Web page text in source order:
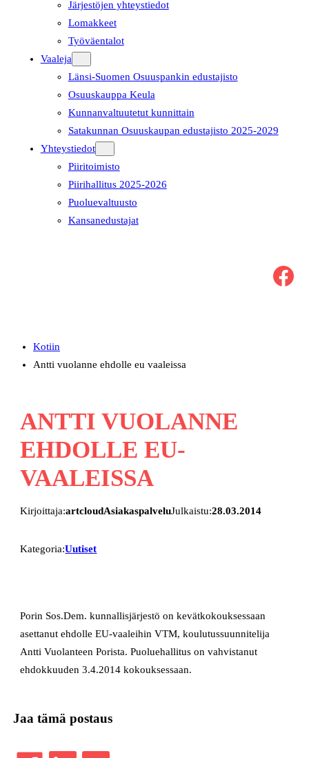
Järjestöjen yhteystiedot
Lomakkeet
Työväentalot
Vaaleja
Länsi-Suomen Osuuspankin edustajisto
Osuuskauppa Keula
Kunnanvaltuutetut kunnittain
Satakunnan Osuuskaupan edustajisto 2025-2029
Yhteystiedot
Piiritoimisto
Piirihallitus 2025-2026
Puoluevaltuusto
Kansanedustajat
Facebook
Kotiin
Antti vuolanne ehdolle eu vaaleissa
ANTTI VUOLANNE
EHDOLLE EU-
VAALEISSA
Kirjoittaja:artcloudAsiakaspalveluJulkaistu:28.03.2014
Kategoria:Uutiset
Porin Sos.Dem. kunnallisjärjestö on kevätkokouksessaan
asettanut ehdolle EU-vaaleihin VTM, koulutussuunnitelija
Antti Vuolanteen Porista. Puoluehallitus on vahvistanut
ehdokkuuden 3.4.2014 kokouksessaan.
Jaa tämä postaus